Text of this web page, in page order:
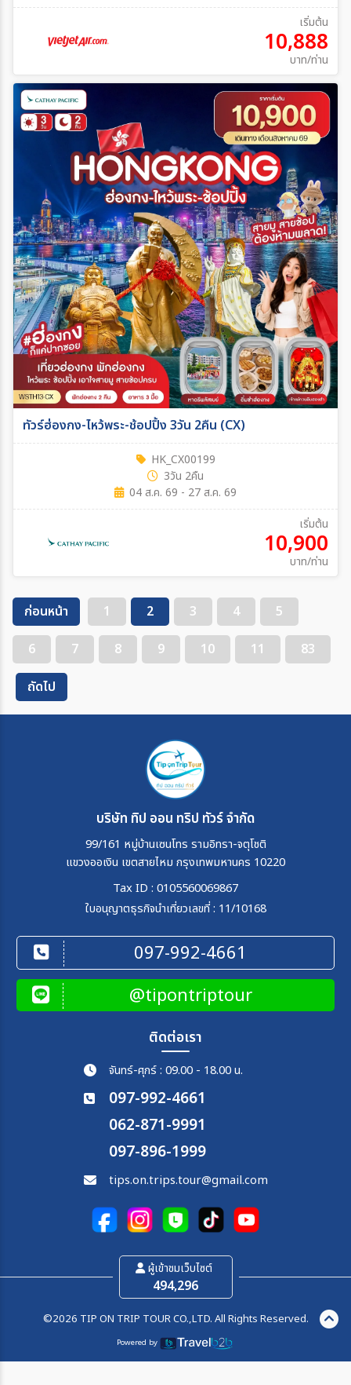
เริ่มต้น
10,888
บาท/ท่าน
ทัวร์ฮ่องกง-ไหว้พระ-ช้อปปิ้ง 3วัน 2คืน (CX)
HK_CX00199
3วัน 2คืน
04 ส.ค. 69 - 27 ส.ค. 69
เริ่มต้น
10,900
บาท/ท่าน
ก่อนหน้า 1 2 3 4
5
6
7 8 9 10 11
83
ถัดไป
บริษัท ทิป ออน ทริป ทัวร์ จำกัด
99/161 หมู่บ้านเซนโทร รามอิทรา-จตุโชติ
แขวงออเงิน เขตสายไหม กรุงเทพมหานคร 10220
Tax ID : 0105560069867
ใบอนุญาตธุรกิจนำเที่ยวเลขที่ : 11/10168
097-992-4661
@tipontriptour
ติดต่อเรา
จันทร์-ศุกร์ : 09.00 - 18.00 น.
097-992-4661
062-871-9991
097-896-1999
tips.on.trips.tour@gmail.com
ผู้เข้าชมเว็บไซต์
494,296
©2026 TIP ON TRIP TOUR CO.,LTD. All Rights Reserved.
Powered by